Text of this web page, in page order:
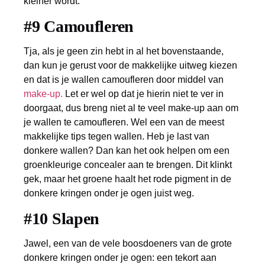
#9 Camoufleren
Tja, als je geen zin hebt in al het bovenstaande,
dan kun je gerust voor de makkelijke uitweg kiezen
en dat is je wallen camoufleren door middel van
make-up. Let er wel op dat je hierin niet te ver in
doorgaat, dus breng niet al te veel make-up aan om
je wallen te camoufleren. Wel een van de meest
makkelijke tips tegen wallen. Heb je last van
donkere wallen? Dan kan het ook helpen om een
groenkleurige concealer aan te brengen. Dit klinkt
gek, maar het groene haalt het rode pigment in de
donkere kringen onder je ogen juist weg.
#10 Slapen
Jawel, een van de vele boosdoeners van de grote
donkere kringen onder je ogen: een tekort aan